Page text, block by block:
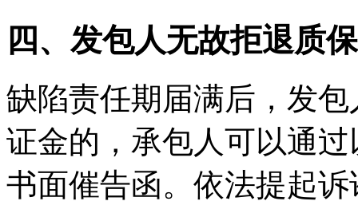
四、发包人无故拒退质
缺陷责任期届满后，发
证金的，承包人可以通
书面催告函。依法提起